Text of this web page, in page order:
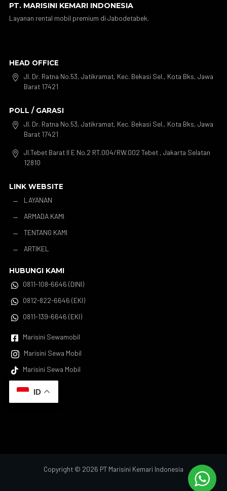
PT. MARISINI KEMARI INDONESIA
Layanan rental mobil premium di Jabodetabek.
HEAD OFFICE

Jl. Dr. Ratna No.53, Jatikramat, Kec. Bekasi Sel., Kota Bks, Jawa
Barat 17421
POLL / GARASI

Jl. Dr. Ratna No.53, Jatikramat, Kec. Bekasi Sel., Kota Bks, Jawa
Barat 17421

Jl.Tebet Barat II E No.2 RT.004/RW.002 Tebet , Jakarta Selatan
12810
LINK WEBSITE
K
LAYANAN
K ARMADA KAMI
K TENTANG KAMI
K ARTIKEL
HUBUNGI KAMI

0811-108-6646 (DINI)
 0812-822-6646 (EKI)
 0811-139-6646 (EKI)
 Marisini Sewamobil
 Marisini Sewa Mobil
 Marisini Sewa Mobil
ID
Copyright © 2026 PT Marisini Kemari Indonesia